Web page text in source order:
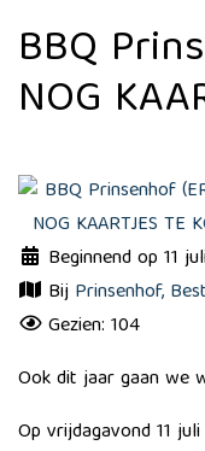
BBQ
NOG
Beginnend op 11
Bij Prinsenhof, Best
Gezien: 104
Ook dit jaar gaan we
Op vrijdagavond 11